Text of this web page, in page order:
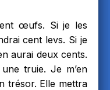
œufs. Si je les
cent levs. Si je
aurai deux cents.
truie. Je m’en
trésor. Elle mettra